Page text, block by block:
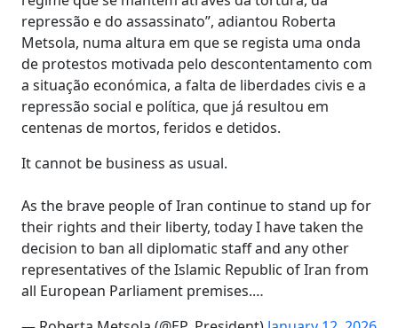
repressão e do assassinato”, adiantou Roberta
Metsola, numa altura em que se regista uma onda
de protestos motivada pelo descontentamento com
a situação económica, a falta de liberdades civis e a
repressão social e política, que já resultou em
centenas de mortos, feridos e detidos.
It cannot be business as usual.
As the brave people of Iran continue to stand up for
their rights and their liberty, today I have taken the
decision to ban all diplomatic staff and any other
representatives of the Islamic Republic of Iran from
all European Parliament premises.…